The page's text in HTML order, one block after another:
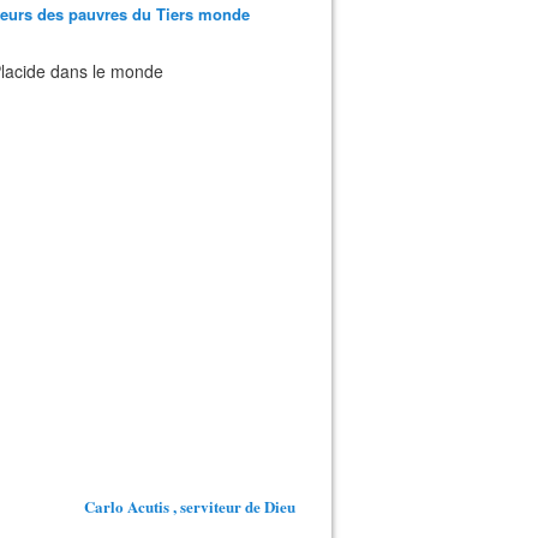
des pauvres du Tiers monde
dans le monde
Carlo Acutis , serviteur de Dieu